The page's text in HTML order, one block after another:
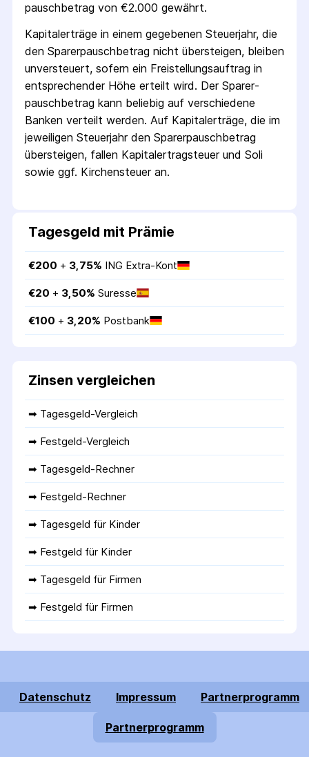
pausch­betrag von €2.000 gewährt.
Kapitalerträge in einem gegebenen Steuerjahr, die
den Sparer­pausch­betrag nicht übersteigen, bleiben
unversteuert, sofern ein Freistellungs­auftrag in
entsprechender Höhe erteilt wird. Der Sparer­
pausch­betrag kann beliebig auf verschiedene
Banken verteilt werden. Auf Kapitalerträge, die im
jeweiligen Steuerjahr den Sparer­pausch­betrag
übersteigen, fallen Kapital­ertrag­steuer und Soli
sowie ggf. Kirchensteuer an.
Tagesgeld mit Prämie
€200 + 3,75% ING Extra-Kont
€20 + 3,50% Suresse
€100 + 3,20% Postbank
Zinsen vergleichen
➡ Tagesgeld-Vergleich
➡ Festgeld-Vergleich
➡ Tagesgeld-Rechner
➡ Festgeld-Rechner
➡ Tagesgeld für Kinder
➡ Festgeld für Kinder
➡ Tagesgeld für Firmen
➡ Festgeld für Firmen
Datenschutz Impressum Partnerprogramm
Partnerprogramm